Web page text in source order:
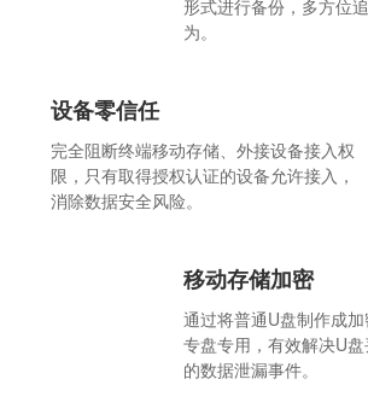
形式进行备份，多方位
为。
设备零信任
完全阻断终端移动存储、外接设备接入权
限，只有取得授权认证的设备允许接入，
消除数据安全风险。
移动存储加密
通过将普通U盘制作成
专盘专用，有效解决U
的数据泄漏事件。